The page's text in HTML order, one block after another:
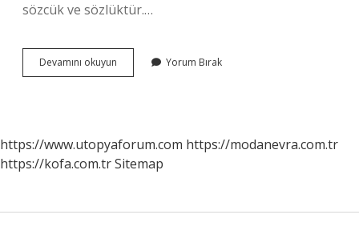
sözcük ve sözlüktür.…
Devamını okuyun
Eş
Yorum Bırak
https://www.utopyaforum.com https://modanevra.com.tr
https://kofa.com.trSitemap